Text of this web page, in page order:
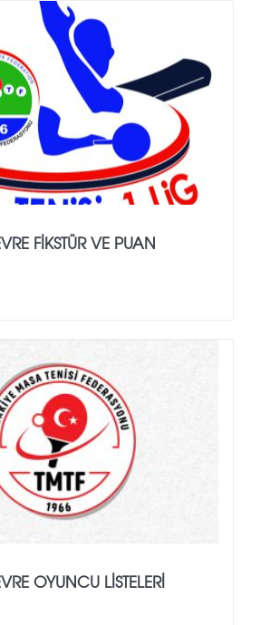
FİKSTÜR VE PUAN
OYUNCU LİSTELERİ